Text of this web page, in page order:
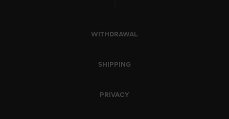
WITHDRAWAL
SHIPPING
PRIVACY